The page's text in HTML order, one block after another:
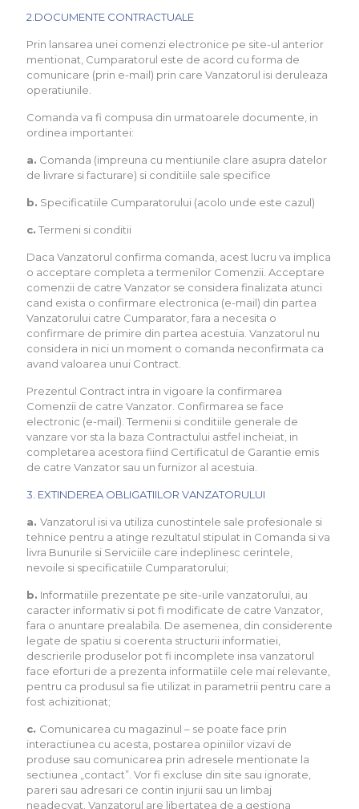
2.DOCUMENTE CONTRACTUALE
Prin lansarea unei comenzi electronice pe site-ul anterior
mentionat, Cumparatorul este de acord cu forma de
comunicare (prin e-mail) prin care Vanzatorul isi deruleaza
operatiunile.
Comanda va fi compusa din urmatoarele documente, in
ordinea importantei:
a. Comanda (impreuna cu mentiunile clare asupra datelor
de livrare si facturare) si conditiile sale specifice
b. Specificatiile Cumparatorului (acolo unde este cazul)
c. Termeni si conditii
Daca Vanzatorul confirma comanda, acest lucru va implica
o acceptare completa a termenilor Comenzii. Acceptare
comenzii de catre Vanzator se considera finalizata atunci
cand exista o confirmare electronica (e-mail) din partea
Vanzatorului catre Cumparator, fara a necesita o
confirmare de primire din partea acestuia. Vanzatorul nu
considera in nici un moment o comanda neconfirmata ca
avand valoarea unui Contract.
Prezentul Contract intra in vigoare la confirmarea
Comenzii de catre Vanzator. Confirmarea se face
electronic (e-mail). Termenii si conditiile generale de
vanzare vor sta la baza Contractului astfel incheiat, in
completarea acestora fiind Certificatul de Garantie emis
de catre Vanzator sau un furnizor al acestuia.
3. EXTINDEREA OBLIGATIILOR VANZATORULUI
a. Vanzatorul isi va utiliza cunostintele sale profesionale si
tehnice pentru a atinge rezultatul stipulat in Comanda si va
livra Bunurile si Serviciile care indeplinesc cerintele,
nevoile si specificatiile Cumparatorului;
b. Informatiile prezentate pe site-urile vanzatorului, au
caracter informativ si pot fi modificate de catre Vanzator,
fara o anuntare prealabila. De asemenea, din considerente
legate de spatiu si coerenta structurii informatiei,
descrierile produselor pot fi incomplete insa vanzatorul
face eforturi de a prezenta informatiile cele mai relevante,
pentru ca produsul sa fie utilizat in parametrii pentru care a
fost achizitionat;
c. Comunicarea cu magazinul – se poate face prin
interactiunea cu acesta, postarea opiniilor vizavi de
produse sau comunicarea prin adresele mentionate la
sectiunea „contact”. Vor fi excluse din site sau ignorate,
pareri sau adresari ce contin injurii sau un limbaj
neadecvat. Vanzatorul are libertatea de a gestiona